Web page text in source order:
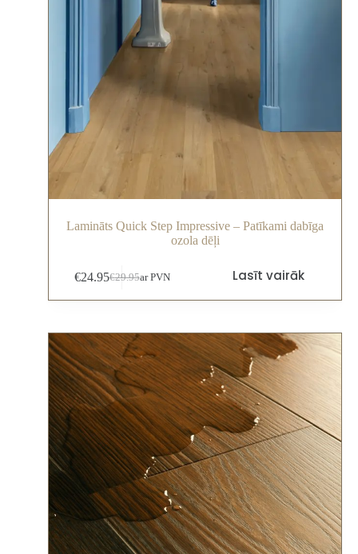
Lamināts Quick Step Impressive – Patīkami dabīga
ozola dēļi
€29.95
€24.95 ar PVN Lasīt vairāk